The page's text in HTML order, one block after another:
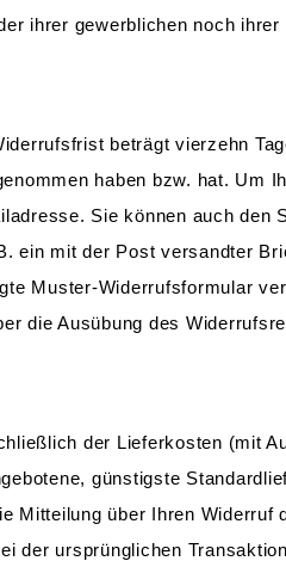
ihrer gewerblichen noch ihrer
beträgt vierzehn
haben bzw. hat. Um
Sie können auch den
ein mit der Post versandter
Muster-Widerrufsformular
die Ausübung des
der Lieferkosten (mit
günstigste
Mitteilung über Ihren Widerruf
der ursprünglichen